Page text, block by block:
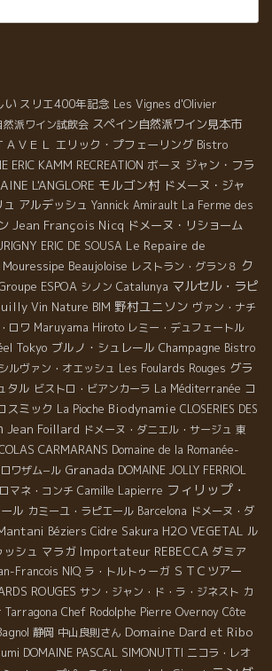
い スリエ400年記念 Les Vignes d'Olivier
然派ワイン試飲会 スペイン自然派ワイン見本市
ＡＶＥＬ エリック・プフェーリング Bistro
ERIC KAMM RECREATION ボーヌ ジャン・フラ
L'ANGLORE モルゴン村 ドメーヌ・ジャ
アルデッシュ Yannick Amirault La Ferme des
Jean François Nicq ドメーヌ・リショーム
ERIC DE SOUSA Le Repaire de
Mouressipe Beaujoloise レストラン・グラン８ ク
ESPOA シノン Catalunya マルセル・ラピ
Vin Nature BIM 野村ユニソン ヴァン・ナチ
ロワ Maruyama Hiroto レミー・デュフェートル
Tokyo ブルノ・シュレール Champagne Bistro
シルヴァン・オエッシュ Les Foulards Rouges グラ
タル ビストロ・ビアンカーラ La Méditerranée コ
スミック La Pioche Biodynamie CLOSERIES DES
Jean Foillard ドメーヌ・ダニエル・サージュ 東
CARMARANS Domaine de la Romanée-
ロワザム−ル Granada DOMAINE JOLLY FERRIOL
ロマネ・コンチ Camille Lapierre フィリップ・
ル カミーユ・ラピエール Barcelona ドメーヌ・ダ
Béziers Cidre Sakura H2O VEGETAL ル
シュ マラガ Importateur REBECCA ダミア
Francois NIQ ラ・トルトゥーガ ＳＴＣツアー
ROUGES サン・ジャン・ド・ラ・ジネスト カ
Tarragona Chef Rodolphe Pierre Overnoy Côte
静岡 中山良則さん Domaine Dard et Ribo
DOMAINE PASCAL SIMONUTTI ニコラ・レオ